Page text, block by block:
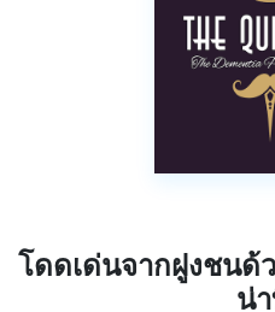
โดดเด่นจากฝูงชนด้
น่